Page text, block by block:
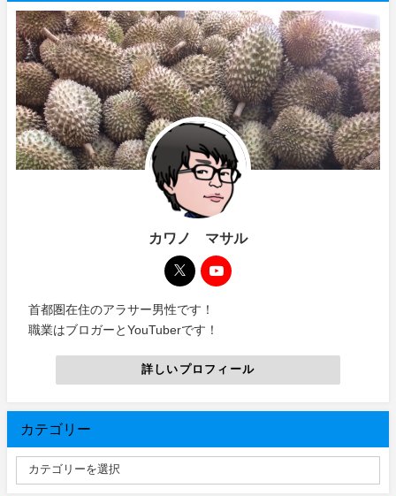
カワノ マサル
首都圏在住のアラサー男性です！
職業はブロガーとYouTuberです！
詳しいプロフィール
カテゴリー